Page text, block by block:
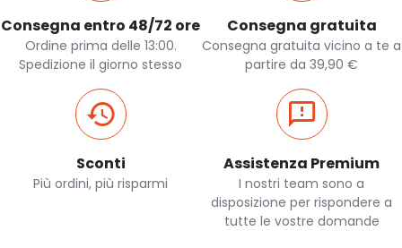
Consegna entro 48/72 ore
Ordine prima delle 13:00.
Spedizione il giorno stesso
Consegna gratuita
Consegna gratuita vicino a te a
partire da 39,90 €
Sconti
Più ordini, più risparmi
Assistenza Premium
I nostri team sono a
disposizione per rispondere a
tutte le vostre domande